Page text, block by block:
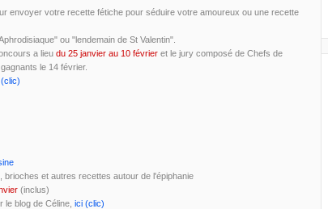
envoyer votre recette fétiche pour séduire votre amoureux ou une recette
ou "lendemain de St Valentin".
a lieu du 25 janvier au 10 février et le jury composé de Chefs de
le 14 février.
brioches et autres recettes autour de l'épiphanie
(inclus)
le blog de Céline, ici (clic)